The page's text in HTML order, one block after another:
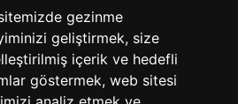
gezinme
geliştirmek, size
içerik ve hedefli
göstermek, web sitesi